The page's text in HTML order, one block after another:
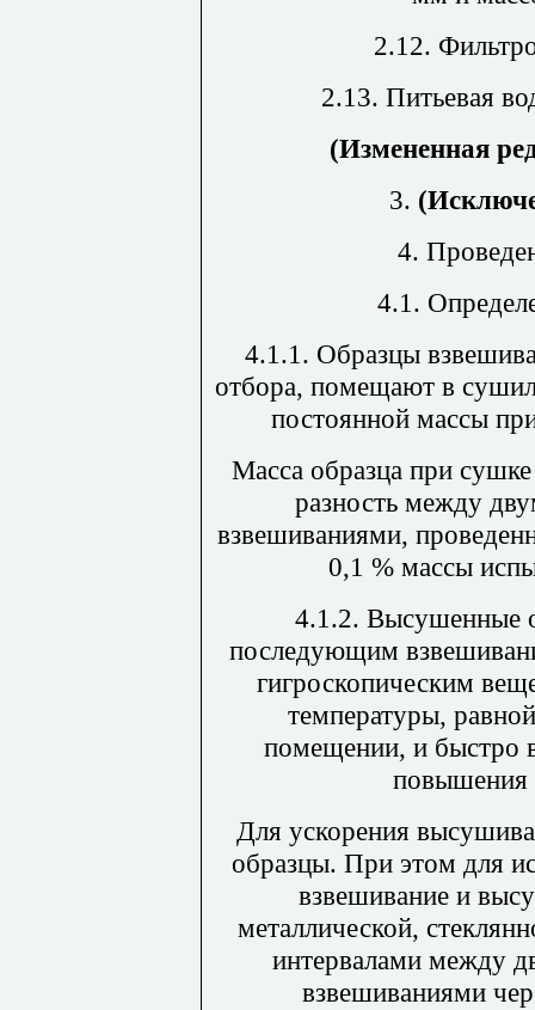
2.12.
2.13. Питьевая
(Измененная
3.
4.
4.1.
4.1.1. Образцы
отбора, помещают в
постоянной массы
Масса образца при
разность между
взвешиваниями,
0,1 % массы
4.1.2. Высушенные
последующим
гигроскопическим
температуры,
помещении, и быстро
повышения
Для ускорения
образцы. При этом для
взвешивание и
металлической,
интервалами между
взвешиваниями